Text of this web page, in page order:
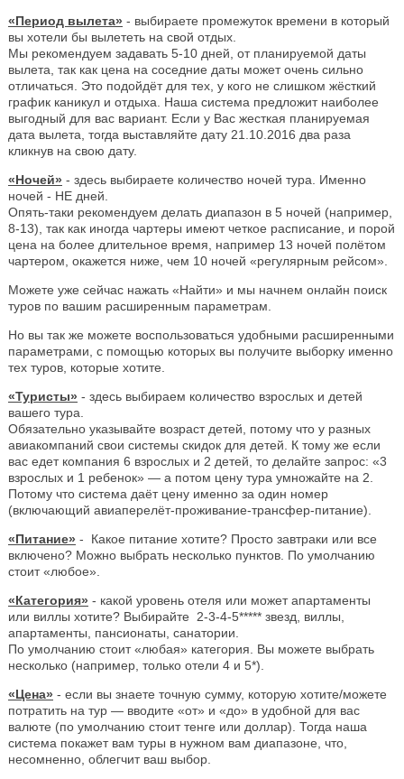
«Период вылета» - выбираете промежуток времени в который
вы хотели бы вылететь на свой отдых.
Мы рекомендуем задавать 5-10 дней, от планируемой даты
вылета, так как цена на соседние даты может очень сильно
отличаться. Это подойдёт для тех, у кого не слишком жёсткий
график каникул и отдыха. Наша система предложит наиболее
выгодный для вас вариант. Если у Вас жесткая планируемая
дата вылета, тогда выставляйте дату 21.10.2016 два раза
кликнув на свою дату.
«Ночей» - здесь выбираете количество ночей тура. Именно
ночей - НЕ дней.
Опять-таки рекомендуем делать диапазон в 5 ночей (например,
8-13), так как иногда чартеры имеют четкое расписание, и порой
цена на более длительное время, например 13 ночей полётом
чартером, окажется ниже, чем 10 ночей «регулярным рейсом».
Можете уже сейчас нажать «Найти» и мы начнем онлайн поиск
туров по вашим расширенным параметрам.
Но вы так же можете воспользоваться удобными расширенными
параметрами, с помощью которых вы получите выборку именно
тех туров, которые хотите.
«Туристы» - здесь выбираем количество взрослых и детей
вашего тура.
Обязательно указывайте возраст детей, потому что у разных
авиакомпаний свои системы скидок для детей. К тому же если
вас едет компания 6 взрослых и 2 детей, то делайте запрос: «3
взрослых и 1 ребенок» — а потом цену тура умножайте на 2.
Потому что система даёт цену именно за один номер
(включающий авиаперелёт-проживание-трансфер-питание).
«Питание» - Какое питание хотите? Просто завтраки или все
включено? Можно выбрать несколько пунктов. По умолчанию
стоит «любое».
«Категория» - какой уровень отеля или может апартаменты
или виллы хотите? Выбирайте 2-3-4-5***** звезд, виллы,
апартаменты, пансионаты, санатории.
По умолчанию стоит «любая» категория. Вы можете выбрать
несколько (например, только отели 4 и 5*).
«Цена» - если вы знаете точную сумму, которую хотите/можете
потратить на тур — вводите «от» и «до» в удобной для вас
валюте (по умолчанию стоит тенге или доллар). Тогда наша
система покажет вам туры в нужном вам диапазоне, что,
несомненно, облегчит ваш выбор.